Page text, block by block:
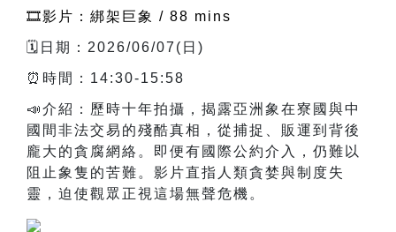
🎞️影片：綁架巨象 / 88 mins
🗓️日期：2026/06/07(日)
⏰時間：14:30-15:58
📣介紹：歷時十年拍攝，揭露亞洲象在寮國與中
國間非法交易的殘酷真相，從捕捉、販運到背後
龐大的貪腐網絡。即便有國際公約介入，仍難以
阻止象隻的苦難。影片直指人類貪婪與制度失
靈，迫使觀眾正視這場無聲危機。